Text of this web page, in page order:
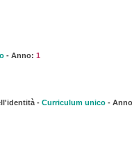
- Anno: 1
- Curriculum unico -